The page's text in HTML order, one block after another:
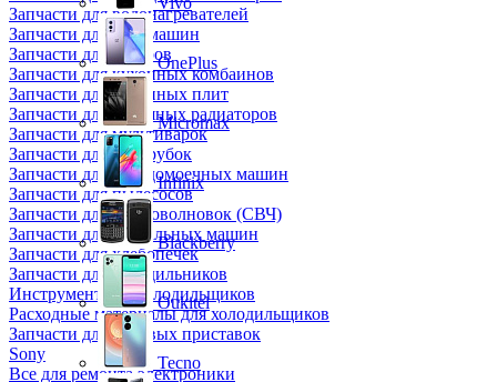
Запчасти для водонагревателей
Запчасти для кофемашин
Запчасти для кулеров
Запчасти для кухонных комбаинов
Запчасти для кухонных плит
Запчасти для масляных радиаторов
Запчасти для мультиварок
Запчасти для мясорубок
Запчасти для посудомоечных машин
Запчасти для пылесосов
Запчасти для микроволновок (СВЧ)
Запчасти для стиральных машин
Запчасти для хлебопечек
Запчасти для холодильников
Инструмент для холодильщиков
Расходные материалы для холодильщиков
Запчасти для игровых приставок
Sony
Все для ремонта электроники
OnePlus
Micromax
Infinix
Blackberry
Oukitel
Tecno